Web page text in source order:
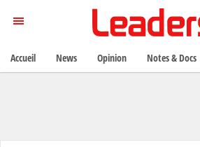
Accueil News Opinion Notes & Docs